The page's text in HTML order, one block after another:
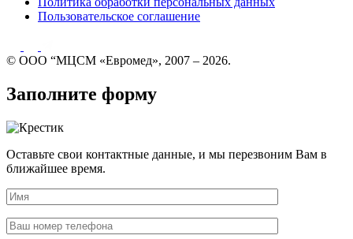
Пользовательское соглашение
© ООО “МЦСМ «Евромед», 2007 – 2026.
Заполните форму
Оставьте свои контактные данные, и мы перезвоним Вам в
ближайшее время.